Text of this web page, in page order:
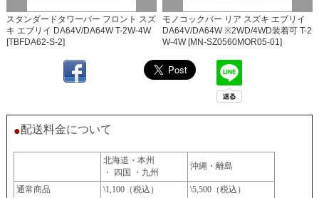
スタンダードタワーバー フロント スズ
キ エブリイ DA64V/DA64W T-2W-4W
[TBFDA62-S-2]
モノコックバー リア スズキ エブリイ
DA64V/DA64W ※2WD/4WD装着可 T-2
W-4W [MN-SZ0560MOR05-01]
●配送料金について
北海道・本州
・ 四国 ・九州
沖縄・離島
通常商品 \1,100（税込）
\5,500（税込）